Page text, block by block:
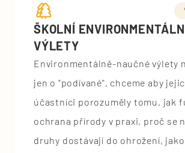
ŠKOLNÍ
VÝLETY
Environmentálně-naučné výlety
jen o "podívané", chceme aby
účastníci porozuměly tomu, jak
ochrana přírody v praxi, proč se
druhy dostávají do ohrožení,